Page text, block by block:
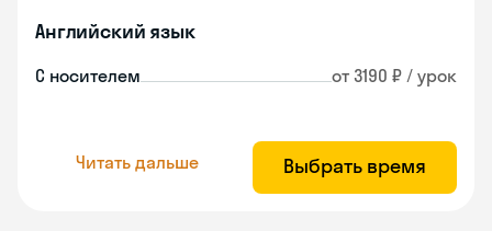
Английский язык
С носителем от 3190 ₽ / урок
Читать дальше Выбрать время